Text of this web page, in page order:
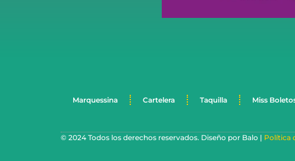
Marquessina Cartelera Taquilla Miss
© 2024 Todos los derechos reservados. Diseño por Balo | Política